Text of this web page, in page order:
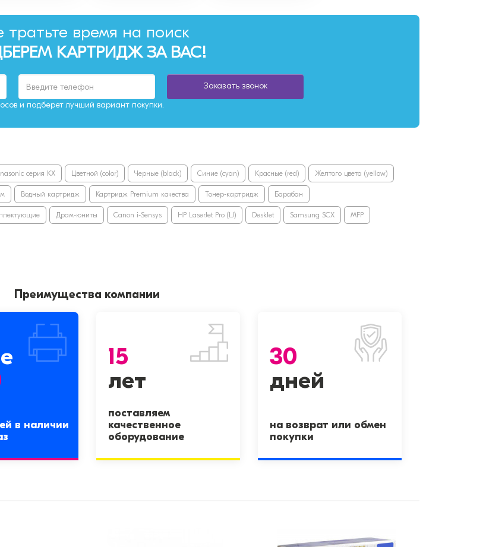
тратьте время на поиск
КАРТРИДЖ ЗА ВАС!
Заказать звонок
и подберет лучший вариант покупки.
серия KX Цветной (color) Черные (black) Синие (cyan) Красные (red) Желтого цвета (yellow)
Водный картридж Картридж Premium качества Тонер-картридж Барабан
Драм-юниты Canon i-Sensys HP LaserJet Pro (LJ) DeskJet Samsung SCX MFP
Преимущества компании
в наличии
15
лет
поставляем
качественное
оборудование
30
дней
на возврат или обмен
покупки